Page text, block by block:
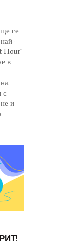
се
Hour"
в
с
и